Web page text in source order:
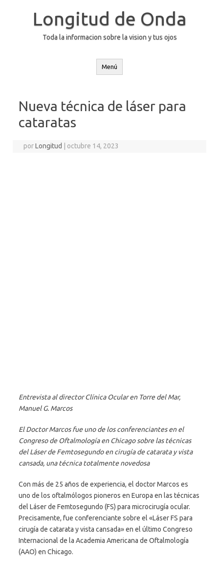
Longitud de Onda
Toda la informacion sobre la vision y tus ojos
Menú
Nueva técnica de láser para
cataratas
porLongitud octubre 14, 2023
Entrevista al director Clínica Ocular en Torre del Mar,
Manuel G. Marcos
El Doctor Marcos fue uno de los conferenciantes en el
Congreso de Oftalmología en Chicago sobre las técnicas
del Láser de Femtosegundo en cirugía de catarata y vista
cansada, una técnica totalmente novedosa
Con más de 25 años de experiencia, el doctor Marcos es
uno de los oftalmólogos pioneros en Europa en las técnicas
del Láser de Femtosegundo (FS) para microcirugía ocular.
Precisamente, fue conferenciante sobre el «Láser FS para
cirugía de catarata y vista cansada» en el último Congreso
Internacional de la Academia Americana de Oftalmología
(AAO) en Chicago.